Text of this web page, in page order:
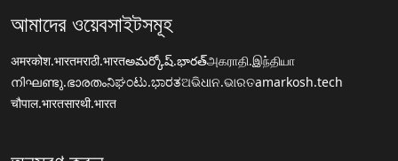
আমাদের ওয়েবসাইটসমূহ
अमरकोश.भारतमराठी.भारतఅమర్కోష్.భారత్அகராதி.இந்தியா
നിഘണ്ടു.ഭാരതംನಿಘಂಟು.ಭಾರತଅଭିଧାନ.ଭାରତamarkosh.tech
चौपाल.भारतसारथी.भारत